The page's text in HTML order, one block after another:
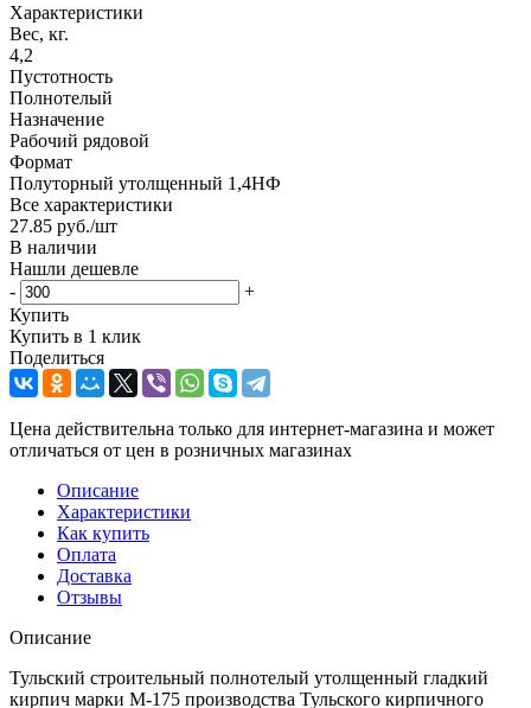
Характеристики
Вес, кг.
4,2
Пустотность
Полнотелый
Назначение
Рабочий рядовой
Формат
Полуторный утолщенный 1,4НФ
Все характеристики
27.85 руб./шт
В наличии
Нашли дешевле
-
+
Купить
Купить в 1 клик
Поделиться
Цена действительна только для интернет-магазина и может
отличаться от цен в розничных магазинах
Описание
Характеристики
Как купить
Оплата
Доставка
Отзывы
Описание
Тульский строительный полнотелый утолщенный гладкий
кирпич марки М-175 производства Тульского кирпичного